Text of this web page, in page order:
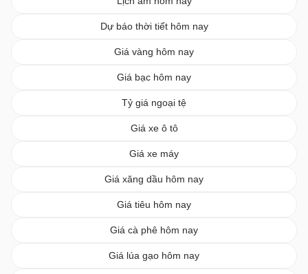
Dự báo thời tiết hôm nay
Giá vàng hôm nay
Giá bạc hôm nay
Tỷ giá ngoại tệ
Giá xe ô tô
Giá xe máy
Giá xăng dầu hôm nay
Giá tiêu hôm nay
Giá cà phê hôm nay
Giá lúa gạo hôm nay